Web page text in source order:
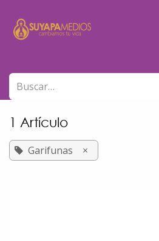
1 Artículo
Garifunas ×